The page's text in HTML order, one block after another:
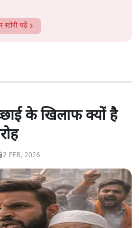
पढ़ें
के खिलाफ क्यों है
2 FEB, 2026